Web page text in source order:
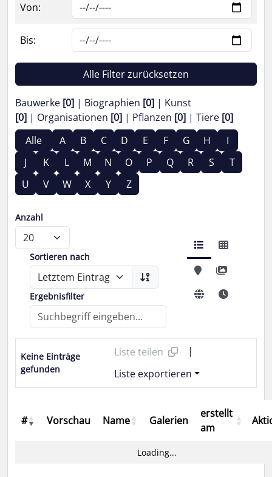
Von:
Bis:
Alle Filter zurücksetzen
Bauwerke [0] Biographien [0]
Kunst
[0]
Organisationen [0] Pflanzen [0] Tiere [0]
Alle
A B C D E F G H
I
J
K L M N O P Q R S
T
U
V W X Y Z
Anzahl
Sortieren nach
Ergebnisfilter
Keine Einträge
gefunden
Liste teilen
|
Liste exportieren
# Vorschau Name Galerien
erstellt
am
Loading...